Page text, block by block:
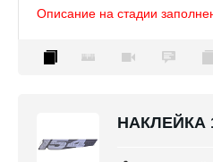
Описание на стадии
НАКЛЕЙКА